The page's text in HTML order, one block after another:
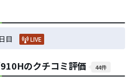
目 LIVE
のクチコミ評価 44件